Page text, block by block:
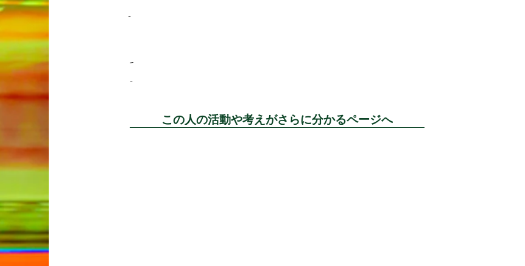
-
-
-
この人の活動や考えがさらに分かるページへ